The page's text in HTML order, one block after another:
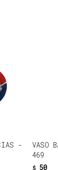
-
VASO
469
$ 50